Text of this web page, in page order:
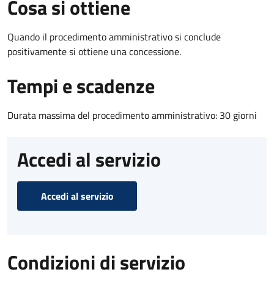
Cosa si ottiene
Quando il procedimento amministrativo si conclude
positivamente si ottiene una concessione.
Tempi e scadenze
Durata massima del procedimento amministrativo: 30 giorni
Accedi al servizio
Accedi al servizio
Condizioni di servizio